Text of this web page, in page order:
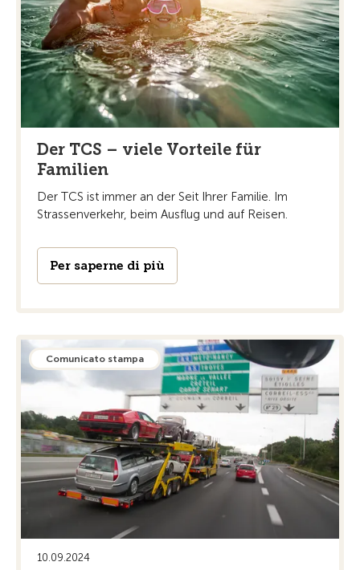
Der TCS – viele Vorteile für
Familien
Der TCS ist immer an der Seit Ihrer Familie. Im
Strassenverkehr, beim Ausflug und auf Reisen.
Per saperne di più
Comunicato stampa
10.09.2024